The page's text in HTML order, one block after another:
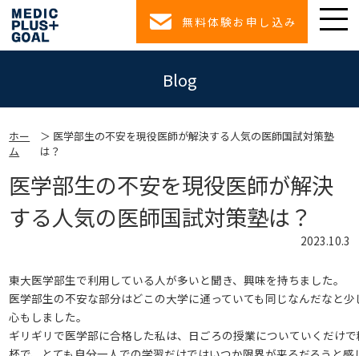
無料体験お申し込み
Blog
ホー
ム
医学部生の不安を現役医師が解決する人気の医師国試対策塾
は？
医学部生の不安を現役医師が解決
する人気の医師国試対策塾は？
2023.10.3
東大医学部生で利用している人が多いと聞き、興味を持ちました。
医学部生の不安な部分はどこの大学に通っていても同じなんだなと少
心もしました。
ギリギリで医学部に合格した私は、日ごろの授業についていくだけ